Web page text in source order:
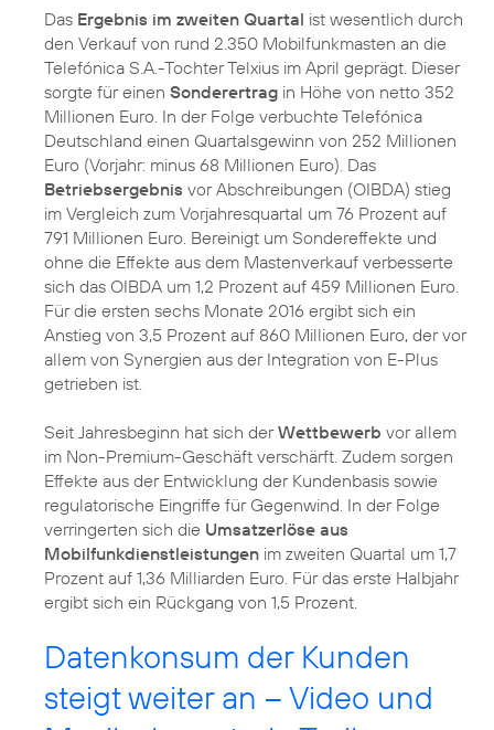
Das Ergebnis im zweiten Quartal ist wesentlich durch
den Verkauf von rund 2.350 Mobilfunkmasten an die
Telefónica S.A.-Tochter Telxius im April geprägt. Dieser
sorgte für einen Sonderertrag in Höhe von netto 352
Millionen Euro. In der Folge verbuchte Telefónica
Deutschland einen Quartalsgewinn von 252 Millionen
Euro (Vorjahr: minus 68 Millionen Euro). Das
Betriebsergebnis vor Abschreibungen (OIBDA) stieg
im Vergleich zum Vorjahresquartal um 76 Prozent auf
791 Millionen Euro. Bereinigt um Sondereffekte und
ohne die Effekte aus dem Mastenverkauf verbesserte
sich das OIBDA um 1,2 Prozent auf 459 Millionen Euro.
Für die ersten sechs Monate 2016 ergibt sich ein
Anstieg von 3,5 Prozent auf 860 Millionen Euro, der vor
allem von Synergien aus der Integration von E-Plus
getrieben ist.
Seit Jahresbeginn hat sich derWettbewerb vor allem
im Non-Premium-Geschäft verschärft. Zudem sorgen
Effekte aus der Entwicklung der Kundenbasis sowie
regulatorische Eingriffe für Gegenwind. In der Folge
verringerten sich die Umsatzerlöse aus
Mobilfunkdienstleistungen im zweiten Quartal um 1,7
Prozent auf 1,36 Milliarden Euro. Für das erste Halbjahr
ergibt sich ein Rückgang von 1,5 Prozent.
Datenkonsum der Kunden
steigt weiter an – Video und